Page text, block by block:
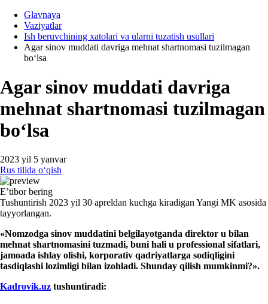
Glavnaya
Vaziyatlar
Ish beruvchining хatolari va ularni tuzatish usullari
Agar sinov muddati davriga mehnat shartnomasi tuzilmagan
boʻlsa
Agar sinov muddati davriga
mehnat shartnomasi tuzilmagan
boʻlsa
2023 yil 5 yanvar
Rus tilida oʻqish
E’tibor bering
Tushuntirish 2023 yil 30 apreldan kuchga kiradigan Yangi MK asosida
tayyorlangan.
«Nomzodga sinov muddatini belgilayotganda direktor u bilan
mehnat shartnomasini tuzmadi, buni hali u professional sifatlari,
jamoada ishlay olishi, korporativ qadriyatlarga sodiqligini
tasdiqlashi lozimligi bilan izohladi. Shunday qilish mumkinmi?».
Kadrovik.uz tushuntiradi: